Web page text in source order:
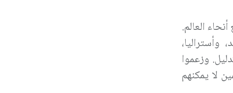
العالم.
وزعموا
لا يمكنهم